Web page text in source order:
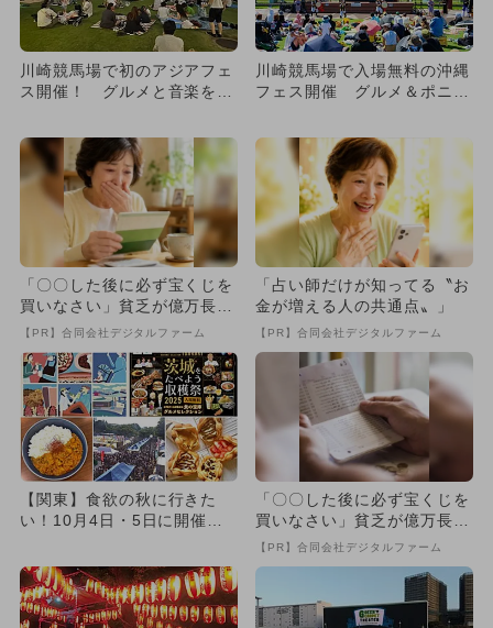
川崎競馬場で初のアジアフェ
ス開催！ グルメと音楽を満
川崎競馬場で入場無料の沖縄
フェス開催 グルメ＆ポニー
「〇〇した後に必ず宝くじを
買いなさい」貧乏が億万長者
に
【PR】合同会社デジタルファーム
「占い師だけが知ってる〝お
金が増える人の共通点〟」
【PR】合同会社デジタルファーム
【関東】食欲の秋に行きた
い！10月4日・5日に開催の
「〇〇した後に必ず宝くじを
買いなさい」貧乏が億万長者
に
【PR】合同会社デジタルファーム